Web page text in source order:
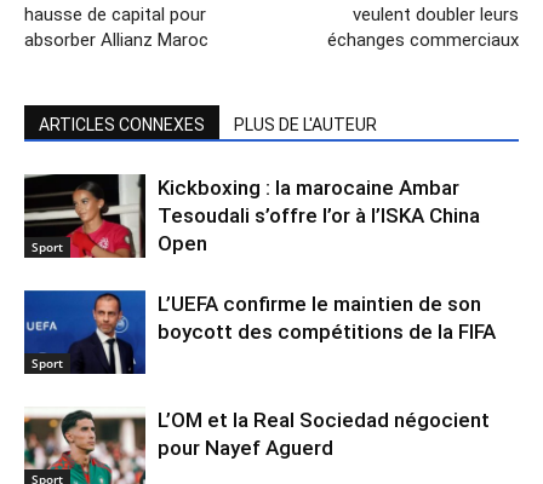
hausse de capital pour
absorber Allianz Maroc
veulent doubler leurs
échanges commerciaux
ARTICLES CONNEXES PLUS DE L'AUTEUR
Sport
Kickboxing : la marocaine Ambar
Tesoudali s’offre l’or à l’ISKA China
Open
Sport
L’UEFA confirme le maintien de son
boycott des compétitions de la FIFA
Sport
L’OM et la Real Sociedad négocient
pour Nayef Aguerd